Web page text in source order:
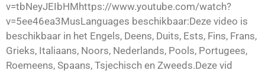
v=tbNeyJEIbHMhttps://www.youtube.com/watch?
v=5ee46ea3MusLanguages beschikbaar:Deze video is
beschikbaar in het Engels, Deens, Duits, Ests, Fins, Frans,
Grieks, Italiaans, Noors, Nederlands, Pools, Portugees,
Roemeens, Spaans, Tsjechisch en Zweeds.Deze vid